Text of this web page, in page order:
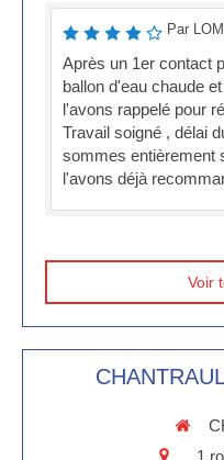
Par
Après un 1er contact
ballon d'eau chaude
l'avons rappelé pour
Travail soigné , délai
sommes entièrement
l'avons déjà
Voir
1